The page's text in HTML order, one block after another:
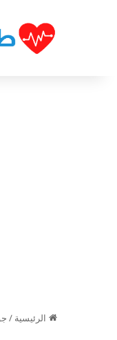
الرئيسية/